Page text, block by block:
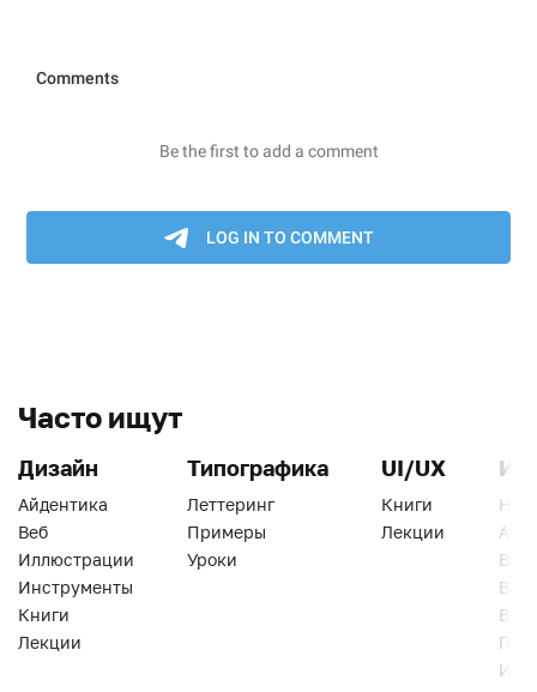
Часто ищут
Дизайн
Айдентика
Веб
Иллюстрации
Инструменты
Книги
Лекции
Типографика
Леттеринг
Примеры
Уроки
UI/UX
Книги
Лекции
Веб